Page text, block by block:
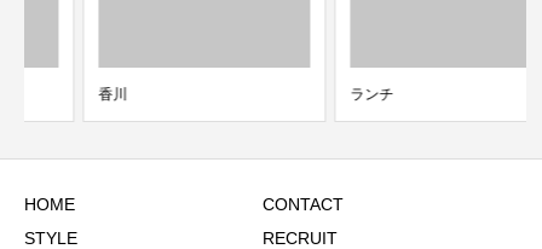
HOME
STYLE
CONTACT
RECRUIT